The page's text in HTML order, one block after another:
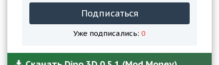
Подписаться
Уже подписались: 0